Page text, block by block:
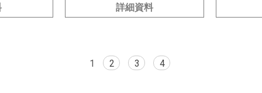
詳細資料
1 2 3 4